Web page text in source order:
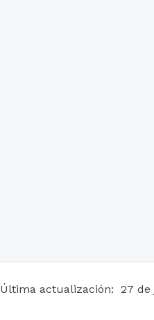
Última actualización: 27 de